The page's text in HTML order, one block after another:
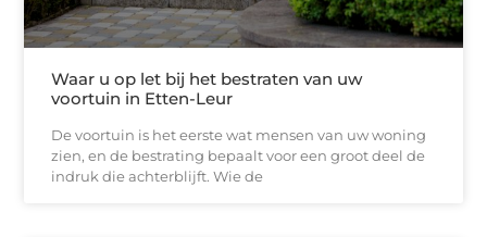
Waar u op let bij het bestraten van uw
voortuin in Etten-Leur
De voortuin is het eerste wat mensen van uw woning
zien, en de bestrating bepaalt voor een groot deel de
indruk die achterblijft. Wie de